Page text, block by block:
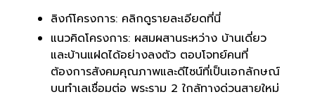
ลิงก์โครงการ: คลิกดูรายละเอียดที่นี่
แนวคิดโครงการ: ผสมผสานระหว่าง บ้านเดี่ยว
และบ้านแฝดได้อย่างลงตัว ตอบโจทย์คนที่
ต้องการสังคมคุณภาพและดีไซน์ที่เป็นเอกลักษณ์
บนทำเลเชื่อมต่อ พระราม 2 ใกล้ทางด่วนสายใหม่